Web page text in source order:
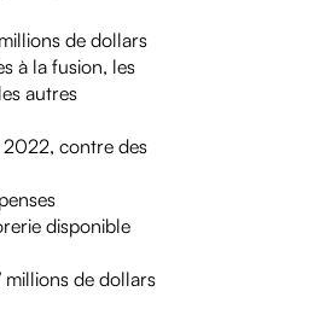
de dollars
à la fusion, les
autres
2022, contre des
disponible
millions de dollars